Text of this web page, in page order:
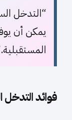
“التدخل
يمكن أن
فوائد التدخل